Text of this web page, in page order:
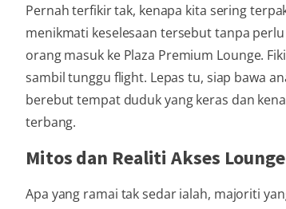
Pernah terfikir tak, kenapa kita sering
menikmati keselesaan tersebut tanpa
orang masuk ke Plaza Premium Lounge.
sambil tunggu flight. Lepas tu, siap bawa
berebut tempat duduk yang keras dan
terbang.
Mitos dan Realiti Akses Lounge
Apa yang ramai tak sedar ialah, majoriti